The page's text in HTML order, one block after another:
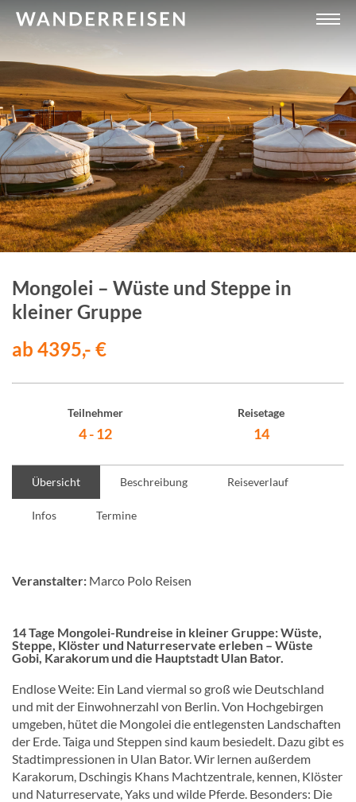
Mongolei – Wüste und Steppe in
kleiner Gruppe
ab 4395,- €
Teilnehmer
4 - 12
Reisetage
14
Übersicht Beschreibung Reiseverlauf
Infos Termine
Veranstalter: Marco Polo Reisen
14 Tage Mongolei-Rundreise in kleiner Gruppe: Wüste,
Steppe, Klöster und Naturreservate erleben – Wüste
Gobi, Karakorum und die Hauptstadt Ulan Bator.
Endlose Weite: Ein Land viermal so groß wie Deutschland
und mit der Einwohnerzahl von Berlin. Von Hochgebirgen
umgeben, hütet die Mongolei die entlegensten Landschaften
der Erde. Taiga und Steppen sind kaum besiedelt. Dazu gibt es
Stadtimpressionen in Ulan Bator. Wir lernen außerdem
Karakorum, Dschingis Khans Machtzentrale, kennen, Klöster
und Naturreservate, Yaks und wilde Pferde. Besonders: Die